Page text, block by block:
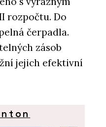
rozpočtu. Do
čerpadla.
zásob
jejich efektivní